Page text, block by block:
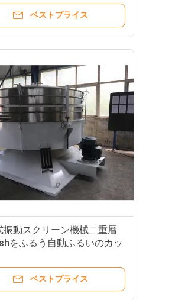
ベストプライス
振動スクリーン機械二重層
をふるう自動ふるいのカッ
ベストプライス